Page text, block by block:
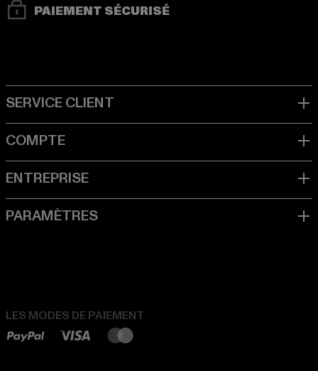
PAIEMENT SÉCURISÉ
LES MODES DE PAIEMENT